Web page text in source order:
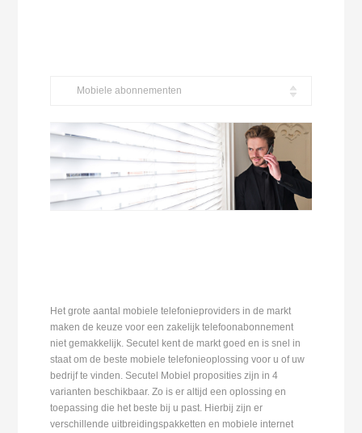
Mobiele abonnementen
Het grote aantal mobiele telefonieproviders in de markt
maken de keuze voor een zakelijk telefoonabonnement
niet gemakkelijk. Secutel kent de markt goed en is snel in
staat om de beste mobiele telefonieoplossing voor u of uw
bedrijf te vinden. Secutel Mobiel proposities zijn in 4
varianten beschikbaar. Zo is er altijd een oplossing en
toepassing die het beste bij u past. Hierbij zijn er
verschillende uitbreidingspakketten en mobiele internet